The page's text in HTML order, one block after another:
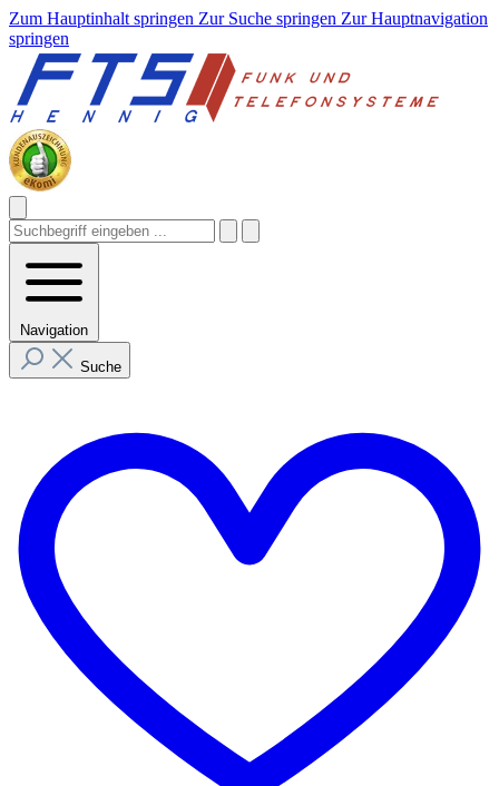
Zum Hauptinhalt springen Zur Suche springen Zur Hauptnavigation
springen
Navigation
Suche